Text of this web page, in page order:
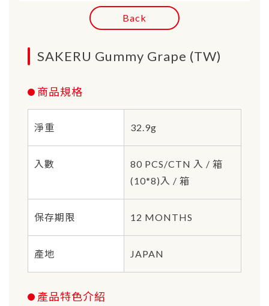
Back
SAKERU Gummy Grape (TW)
商品規格
淨重 32.9g
入數
80 PCS/CTN 入 / 箱
(10*8)入 / 箱
保存期限 12 MONTHS
產地 JAPAN
產品特色介紹